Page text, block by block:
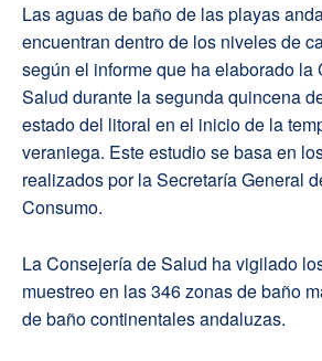
Las aguas de baño de las playas
encuentran dentro de los niveles de
según el informe que ha elaborado la
Salud durante la segunda quincena
estado del litoral en el inicio de la
veraniega. Este estudio se basa en
realizados por la Secretaría General
Consumo.
La Consejería de Salud ha vigilado
muestreo en las 346 zonas de baño
de baño continentales andaluzas.